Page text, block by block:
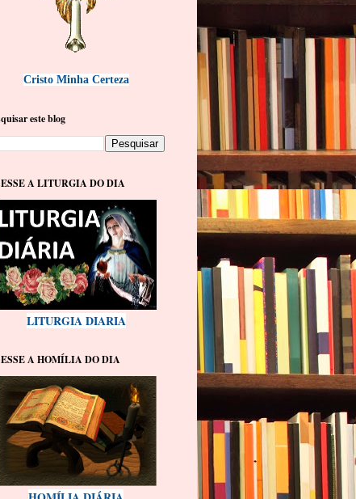
Cristo Minha Certeza
este blog
A LITURGIA DO DIA
LITURGIA DIARIA
A HOMÍLIA DO DIA